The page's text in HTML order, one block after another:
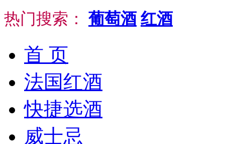
热门搜索： 葡萄酒 红酒
首 页
法国红酒
快捷选酒
威士忌